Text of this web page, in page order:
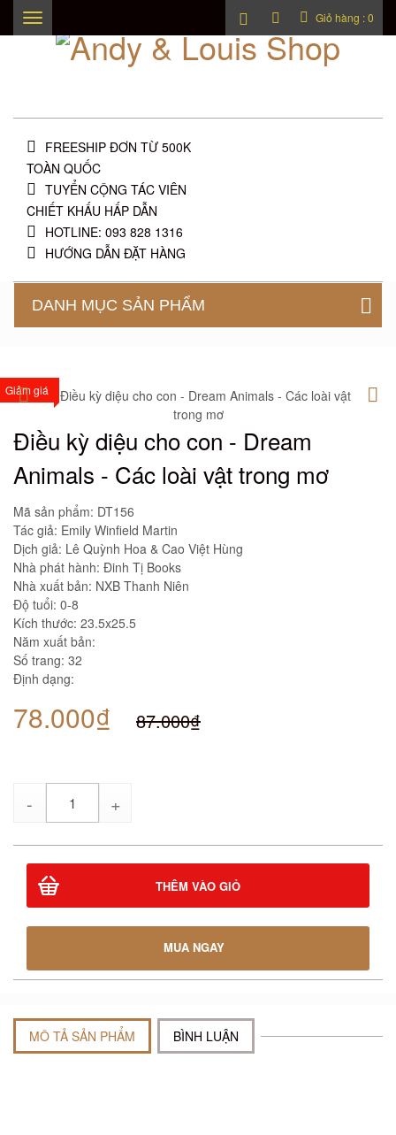
Toggle
navigation
Giỏ hàng :0
FREESHIP ĐƠN TỪ 500K
TOÀN QUỐC
TUYỂN CỘNG TÁC VIÊN
CHIẾT KHẤU HẤP DẪN
HOTLINE: 093 828 1316
HƯỚNG DẪN ĐẶT HÀNG
DANH MỤC SẢN PHẨM
Giảm giá
Điều kỳ diệu cho con - Dream
Animals - Các loài vật trong mơ
Mã sản phẩm: DT156
Tác giả: Emily Winfield Martin
Dịch giả: Lê Quỳnh Hoa & Cao Việt Hùng
Nhà phát hành: Đinh Tị Books
Nhà xuất bản: NXB Thanh Niên
Độ tuổi: 0-8
Kích thước: 23.5x25.5
Năm xuất bản:
Số trang: 32
Định dạng:
78.000₫ 87.000₫
lượng
THÊM VÀO GIỎ
MUA NGAY
MÔ TẢ SẢN PHẨM BÌNH LUẬN